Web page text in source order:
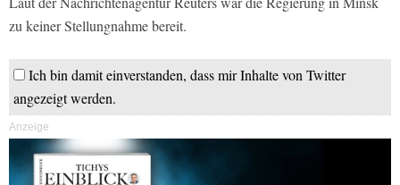
zu keiner Stellungnahme bereit.
Ich bin damit einverstanden, dass mir Inhalte von Twitter
angezeigt werden.
Anzeige